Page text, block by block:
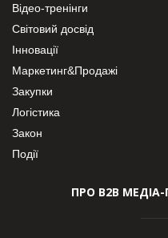
Відео-тренінги
Світовий досвід
Інновації
Маркетинг&Продажі
Закупки
Логістика
Закон
Події
ПРО В2В МЕДІА-